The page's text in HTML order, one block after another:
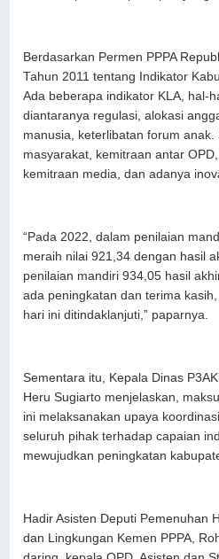
Berdasarkan Permen PPPA
Tahun 2011 tentang Indikator
Ada beberapa indikator KLA, hal-
diantaranya regulasi, alokasi
manusia, keterlibatan forum anak.
masyarakat, kemitraan antar
kemitraan media, dan adanya
“Pada 2022, dalam penilaian
meraih nilai 921,34 dengan hasil
penilaian mandiri 934,05 hasil
ada peningkatan dan terima
hari ini ditindaklanjuti,” paparnya.
Sementara itu, Kepala Dinas
Heru Sugiarto menjelaskan,
ini melaksanakan upaya
seluruh pihak terhadap capaian
mewujudkan peningkatan
Hadir Asisten Deputi Pemenuhan
dan Lingkungan Kemen PPPA,